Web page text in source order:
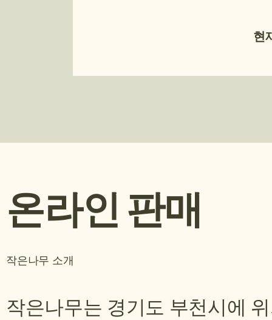
현
온라인 판매
작은나무 소개
작은나무는 경기도 부천시에